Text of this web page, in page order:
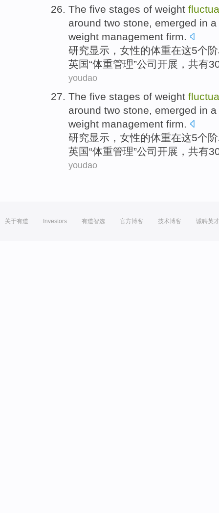
The five stages of weight
around two stone, emerged in a
weight management firm.
研究显示， 女性的体重在这5个
英国“体重管理”公司 开展，共有
youdao
The five stages of weight
around two stone, emerged in a
weight management firm.
研究显示， 女性的体重在这5个
英国“体重管理”公司 开展，共有
youdao
关于有道 Investors 有道智选 官方博客 技术博客 诚聘英才